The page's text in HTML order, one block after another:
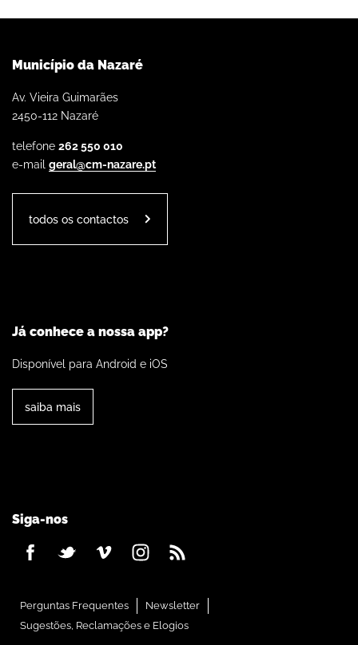
Município da Nazaré
Av. Vieira Guimarães
2450-112 Nazaré
telefone 262 550 010
e-mail geral@cm-nazare.pt
todos os contactos
Já conhece a nossa app?
Disponível para Android e iOS
saiba mais
Siga-nos
Perguntas Frequentes
Newsletter
Sugestões, Reclamações e Elogios